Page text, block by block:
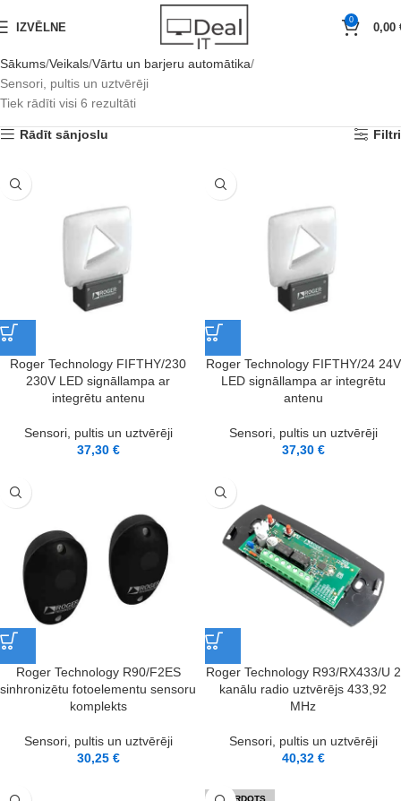
IZVĒLNE
0
0,00
Sākums Veikals Vārtu un barjeru automātika
Sensori, pultis un uztvērēji
Tiek rādīti visi 6 rezultāti
Rādīt sānjoslu Filtri
Roger Technology FIFTHY/230
230V LED signāllampa ar
integrētu antenu
Sensori, pultis un uztvērēji
37,30 €
Roger Technology FIFTHY/24 24V
LED signāllampa ar integrētu
antenu
Sensori, pultis un uztvērēji
37,30 €
Roger Technology R90/F2ES
sinhronizētu fotoelementu sensoru
komplekts
Sensori, pultis un uztvērēji
30,25 €
Roger Technology R93/RX433/U 2
kanālu radio uztvērējs 433,92
MHz
Sensori, pultis un uztvērēji
40,32 €
IZPĀRDOTS